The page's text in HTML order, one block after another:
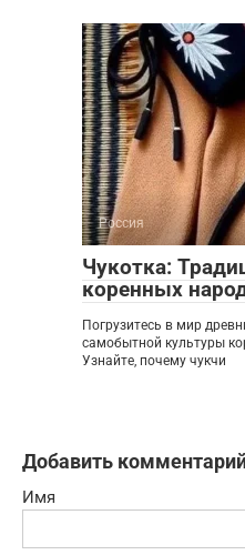
Россия
Чукотка:
коренных
Погрузитесь в мир
самобытной культуры
Узнайте, почему чукчи
Добавить
Имя